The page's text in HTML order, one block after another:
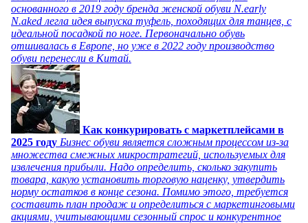
основанного в 2019 году бренда женской обуви N.early
N.aked легла идея выпуска туфель, походящих для танцев, с
идеальной посадкой по ноге. Первоначально обувь
отшивалась в Европе, но уже в 2022 году производство
обуви перенесли в Китай.
Как конкурировать с маркетплейсами в
2025 году Бизнес обуви является сложным процессом из-за
множества смежных микростратегий, используемых для
извлечения прибыли. Надо определить, сколько закупить
товара, какую установить торговую наценку, утвердить
норму остатков в конце сезона. Помимо этого, требуется
составить план продаж и определиться с маркетинговыми
акциями, учитывающими сезонный спрос и конкурентное